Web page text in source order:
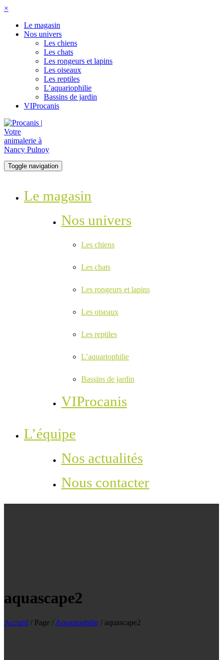
×
Le magasin
Nos univers
Les chiens
Les chats
Les rongeurs et lapins
Les oiseaux
Les reptiles
L’aquariophilie
Bassins de jardin
VIProcanis
Toggle navigation
Le magasin
Nos univers
Les chiens
Les chats
Les rongeurs et lapins
Les oiseaux
Les reptiles
L’aquariophilie
Bassins de jardin
VIProcanis
L’équipe
Nos actualités
Nous contacter
aquascape2
Accueil / Page / Aquariophilie / aquascape2